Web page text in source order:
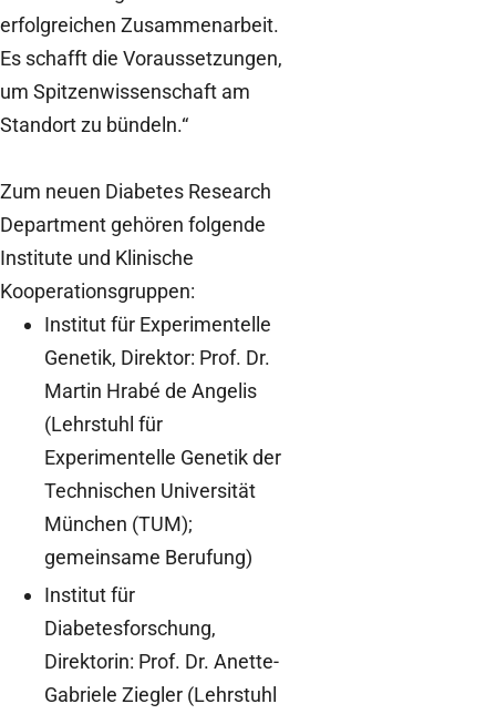
erfolgreichen Zusammenarbeit.
Es schafft die Voraussetzungen,
um Spitzenwissenschaft am
Standort zu bündeln.“
Zum neuen Diabetes Research
Department gehören folgende
Institute und Klinische
Kooperationsgruppen:
Institut für Experimentelle
Genetik, Direktor: Prof. Dr.
Martin Hrabé de Angelis
(Lehrstuhl für
Experimentelle Genetik der
Technischen Universität
München (TUM);
gemeinsame Berufung)
Institut für
Diabetesforschung,
Direktorin: Prof. Dr. Anette-
Gabriele Ziegler (Lehrstuhl